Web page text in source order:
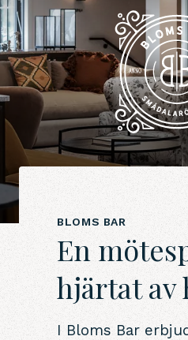
BLOMS BAR
En
hjärtat
I Bloms Bar